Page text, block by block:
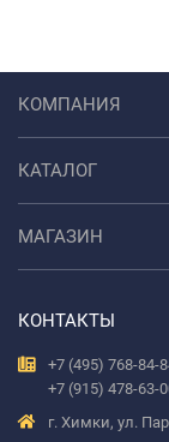
КОМПАНИЯ
КАТАЛОГ
МАГАЗИН
КОНТАКТЫ
+7 (495) 768-84-
+7 (915) 478-63-
г. Химки, ул.